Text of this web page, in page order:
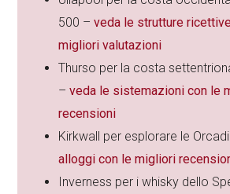
500 –veda le strutture
migliori valutazioni
Thurso per la costa
–veda le sistemazioni con le
recensioni
Kirkwall per esplorare le
alloggi con le migliori
Inverness per i whisky dello